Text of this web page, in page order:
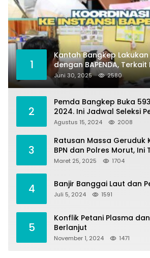
1
Kantah Bangkep
dengan BAPENDA,
Fasilitasi Penilaian Tanah
Pertanahan
Juni 30, 2025 2580
2
Pemda Bangkep Buka
2024. Ini Jadwal Seleksi
Agustus 15, 2024 2008
3
Ratusan Massa Geruduk
BPN dan Polres Morut, Ini
Maret 25, 2025 1704
4 Banjir Banggai Laut dan
Juli 5, 2024 1591
5
Konflik Petani Plasma dan
Berlanjut
November 1, 2024 1471